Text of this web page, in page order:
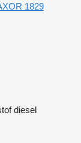
1829
diesel